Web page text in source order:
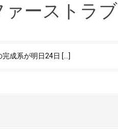
ーストラブ
成系が明日24日 […]